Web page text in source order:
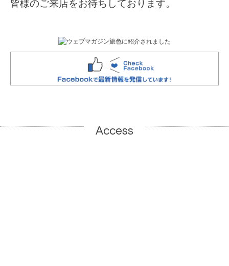
皆様のご来店をお待ちしております。
Access